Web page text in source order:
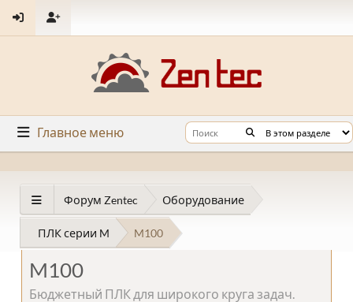
Главное меню
Форум Zentec Оборудование
ПЛК серии M M100
M100
Бюджетный ПЛК для широкого круга задач.